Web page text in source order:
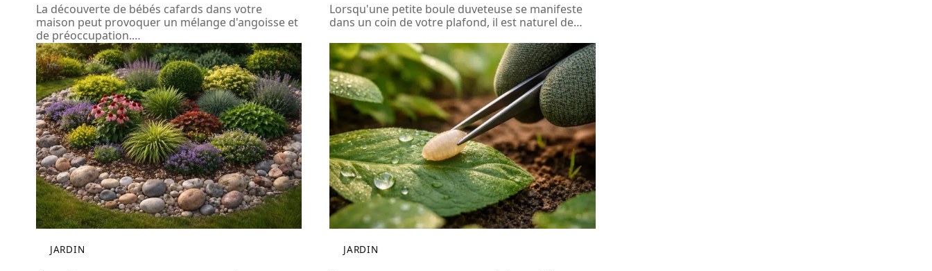
La découverte de bébés cafards dans votre
maison peut provoquer un mélange d'angoisse et
de préoccupation.…
Lorsqu'une petite boule duveteuse se manifeste
dans un coin de votre plafond, il est naturel de…
JARDIN JARDIN